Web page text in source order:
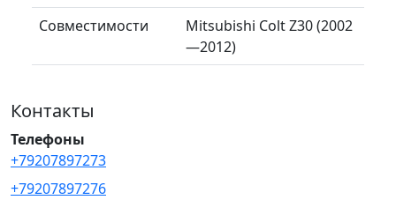
Совместимости
Mitsubishi Colt Z30 (2002
—2012)
Контакты
Телефоны
+79207897273
+79207897276